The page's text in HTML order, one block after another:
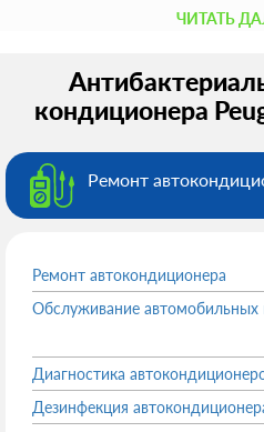
автосервис предлагаетЧИТАТЬ
кондиционера
Ремонт
Ремонт автокондиционера
Обслуживание автомобильных
Диагностика
Дезинфекция